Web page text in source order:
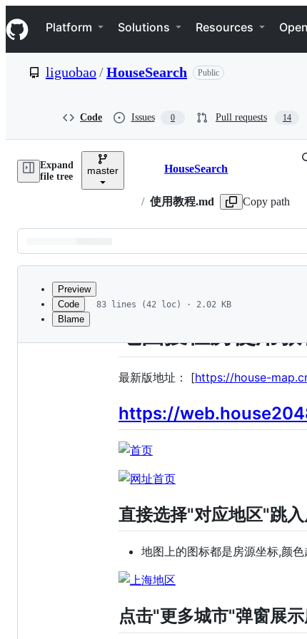
k
i
p
e
Navigation Menu
Platform Solutions Resources
liguobao/HouseSearch Public
Code Issues 0 Pull requests 14
Expand
file tree
master Breadcrumbs
HouseSearch
/ 使用教程.md Copy path
Latest
commit
metadata
Preview
Code
Blame
83 lines (42 loc) · 2.02 KB
地图搜租房使用教
最新版地址： [https://house-
https://
直接选择"对应地区"跳入
地图上的图标都是房源坐标,颜
点击"更多城市"弹窗展